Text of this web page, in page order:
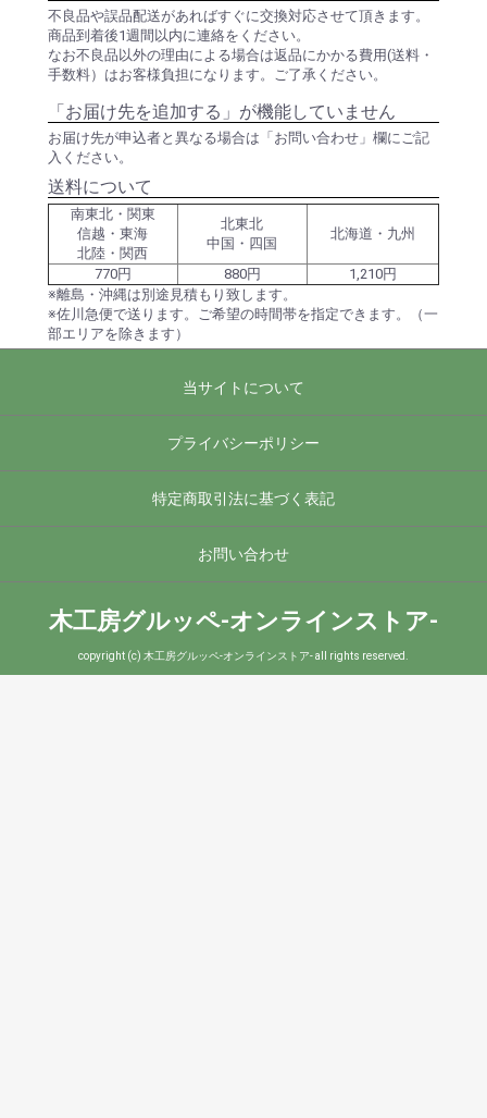
不良品や誤品配送があればすぐに交換対応させて頂きます。
商品到着後1週間以内に連絡をください。
なお不良品以外の理由による場合は返品にかかる費用(送料・
手数料）はお客様負担になります。ご了承ください。
「お届け先を追加する」が機能していません
お届け先が申込者と異なる場合は「お問い合わせ」欄にご記
入ください。
送料について
南東北・関東
信越・東海
北陸・関西
北東北
中国・四国
北海道・九州
770円 880円
1,210円
※離島・沖縄は別途見積もり致します。
※佐川急便で送ります。ご希望の時間帯を指定できます。（一
部エリアを除きます）
当サイトについて
プライバシーポリシー
特定商取引法に基づく表記
お問い合わせ
木工房グルッペ-オンラインストア-
copyright (c) 木工房グルッペ-オンラインストア- all rights reserved.